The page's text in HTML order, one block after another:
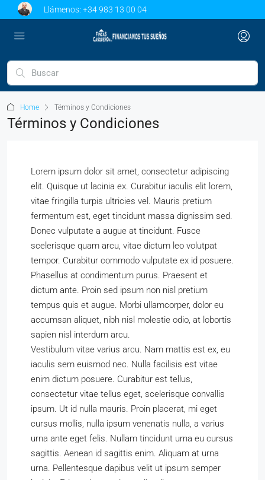
Llámenos: +34 983 13 00 04
Home Términos y Condiciones
Términos y Condiciones
Lorem ipsum dolor sit amet, consectetur adipiscing
elit. Quisque ut lacinia ex. Curabitur iaculis elit lorem,
vitae fringilla turpis ultricies vel. Mauris pretium
fermentum est, eget tincidunt massa dignissim sed.
Donec vulputate a augue at tincidunt. Fusce
scelerisque quam arcu, vitae dictum leo volutpat
tempor. Curabitur commodo vulputate ex id posuere.
Phasellus at condimentum purus. Praesent et
dictum ante. Proin sed ipsum non nisl pretium
tempus quis et augue. Morbi ullamcorper, dolor eu
accumsan aliquet, nibh nisl molestie odio, at lobortis
sapien nisl interdum arcu.
Vestibulum vitae varius arcu. Nam mattis est ex, eu
iaculis sem euismod nec. Nulla facilisis est vitae
enim dictum posuere. Curabitur est tellus,
consectetur vitae tellus eget, scelerisque convallis
ipsum. Ut id nulla mauris. Proin placerat, mi eget
cursus mollis, nulla ipsum venenatis nulla, a varius
urna ante eget felis. Nullam tincidunt urna eu cursus
sagittis. Aenean id sagittis enim. Aliquam at urna
urna. Pellentesque dapibus velit ut ipsum semper